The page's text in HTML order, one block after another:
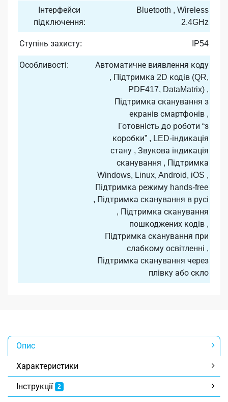
Інтерфейси
підключення:
Bluetooth , Wireless
2.4GHz
Ступінь захисту: IP54
Особливості:
Автоматичне виявлення коду
, Підтримка 2D кодів (QR,
PDF417, DataMatrix) ,
Підтримка сканування з
екранів смартфонів ,
Готовність до роботи “з
коробки” , LED-індикація
стану , Звукова індикація
сканування , Підтримка
Windows, Linux, Android, iOS ,
Підтримка режиму hands-free
, Підтримка сканування в русі
, Підтримка сканування
пошкоджених кодів ,
Підтримка сканування при
слабкому освітленні ,
Підтримка сканування через
плівку або скло
Опис
Характеристики
Інструкції 2